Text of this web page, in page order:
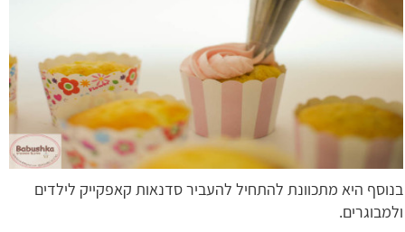
בנוסף היא מתכוונת להתחיל להעביר סדנאות קאפקייק לילדים
ולמבוגרים.